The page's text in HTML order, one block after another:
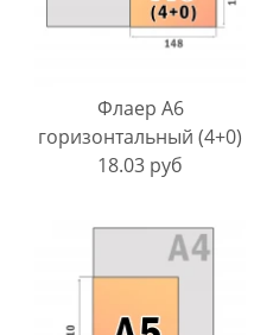
Флаер A6
горизонтальный (4+0)
18.03 руб